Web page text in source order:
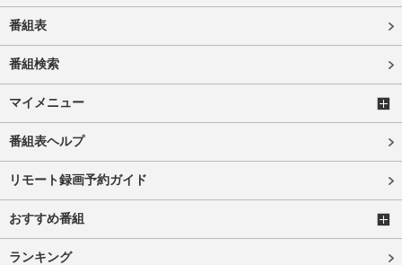
番組表
番組検索
マイメニュー
番組表ヘルプ
リモート録画予約ガイド
おすすめ番組
ランキング